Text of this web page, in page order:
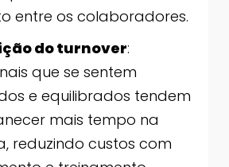
entre os colaboradores.
do turnover:
que se sentem
e equilibrados tendem
mais tempo na
reduzindo custos com